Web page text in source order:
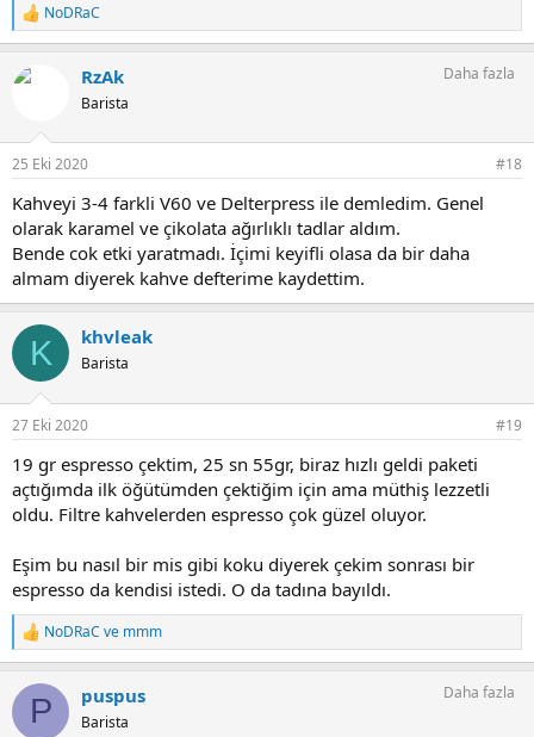
T
e
k
:
NoDRaC
RzAk
Barista
Daha fazla
25 Eki 2020 #18
Kahveyi 3-4 farkli V60 ve Delterpress ile demledim. Genel
olarak karamel ve çikolata ağırlıklı tadlar aldım.
Bende cok etki yaratmadı. İçimi keyifli olasa da bir daha
almam diyerek kahve defterime kaydettim.
K khvleak
Barista
27 Eki 2020 #19
19 gr espresso çektim, 25 sn 55gr, biraz hızlı geldi paketi
açtığımda ilk öğütümden çektiğim için ama müthiş lezzetli
oldu. Filtre kahvelerden espresso çok güzel oluyor.
Eşim bu nasıl bir mis gibi koku diyerek çekim sonrası bir
espresso da kendisi istedi. O da tadına bayıldı.
T
e
k
NoDRaC ve mmm
P puspus
Barista
Daha fazla